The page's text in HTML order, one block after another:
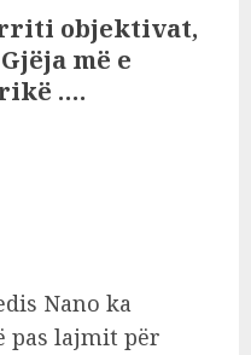
objektivat,
më e
….
Nano ka
pas lajmit për